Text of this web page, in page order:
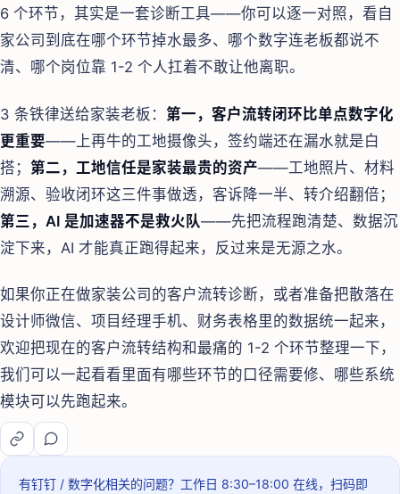
6 个环节，其实是一套诊断工具——你可以逐一对照，看自
家公司到底在哪个环节掉水最多、哪个数字连老板都说不
清、哪个岗位靠 1-2 个人扛着不敢让他离职。
3 条铁律送给家装老板： 第一，客户流转闭环比单点数字化
更重要——上再牛的工地摄像头，签约端还在漏水就是白
搭； 第二，工地信任是家装最贵的资产——工地照片、材料
溯源、验收闭环这三件事做透，客诉降一半、转介绍翻倍；
第三，AI 是加速器不是救火队——先把流程跑清楚、数据沉
淀下来，AI 才能真正跑得起来，反过来是无源之水。
如果你正在做家装公司的客户流转诊断，或者准备把散落在
设计师微信、项目经理手机、财务表格里的数据统一起来，
欢迎把现在的客户流转结构和最痛的 1-2 个环节整理一下，
我们可以一起看看里面有哪些环节的口径需要修、哪些系统
模块可以先跑起来。
有钉钉 / 数字化相关的问题？ 工作日 8:30–18:00 在线，扫码即